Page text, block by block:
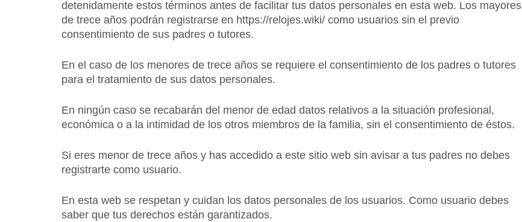
detenidamente estos términos antes de facilitar tus datos personales en esta web. Los mayores
de trece años podrán registrarse en https://relojes.wiki/ como usuarios sin el previo
consentimiento de sus padres o tutores.
En el caso de los menores de trece años se requiere el consentimiento de los padres o tutores
para el tratamiento de sus datos personales.
En ningún caso se recabarán del menor de edad datos relativos a la situación profesional,
económica o a la intimidad de los otros miembros de la familia, sin el consentimiento de éstos.
Si eres menor de trece años y has accedido a este sitio web sin avisar a tus padres no debes
registrarte como usuario.
En esta web se respetan y cuidan los datos personales de los usuarios. Como usuario debes
saber que tus derechos están garantizados.